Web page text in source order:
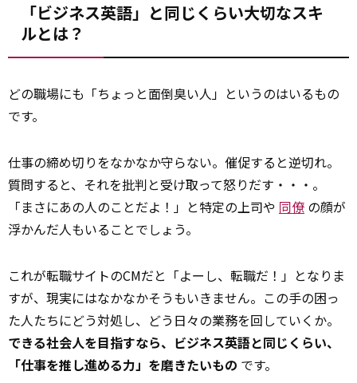
「ビジネス英語」と同じくらい大切なスキ
ルとは？
どの職場にも「ちょっと面倒臭い人」というのはいるもの
です。
仕事の締め切りをなかなか守らない。催促すると逆切れ。
質問すると、それを批判と受け取って怒りだす・・・。
「まさにあの人のことだよ！」と特定の上司や 同僚 の顔が
浮かんだ人もいることでしょう。
これが転職サイトのCMだと「よーし、転職だ！」となりま
すが、現実にはなかなかそうもいきません。この手の困っ
た人たちにどう対処し、どう日々の業務を回していくか。
できる社会人を目指すなら、ビジネス英語と同じくらい、
「仕事を推し進める力」を磨きたいもの です。